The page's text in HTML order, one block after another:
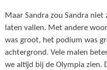
Maar Sandra zou Sandra
laten vallen. Met andere
was groot, het podium was
achtergrond. Vele malen
we altijd bij de Olympia zien.